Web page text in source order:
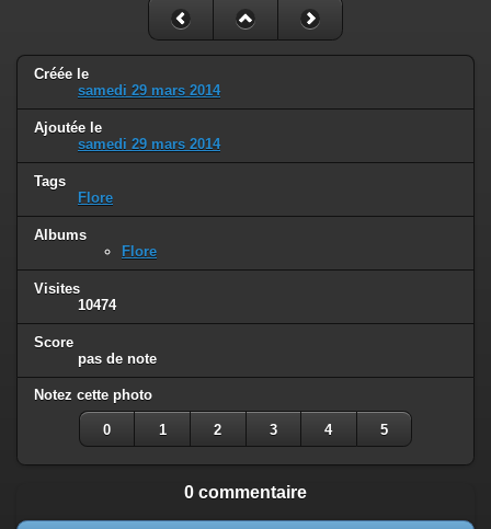
Créée le
samedi 29 mars 2014
Ajoutée le
samedi 29 mars 2014
Tags
Flore
Albums
Flore
Visites
10474
Score
pas de note
Notez cette photo
0 1 2 3 4 5
0 commentaire